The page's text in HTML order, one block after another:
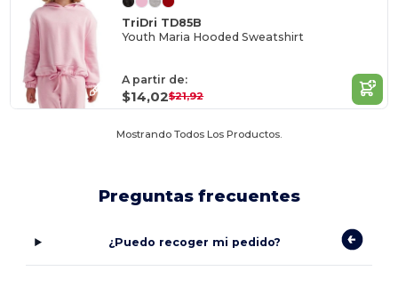
TriDri TD85B
Youth Maria Hooded Sweatshirt
A partir de:
$14,02$21,92
Mostrando Todos Los Productos.
Preguntas frecuentes
¿Puedo recoger mi pedido?